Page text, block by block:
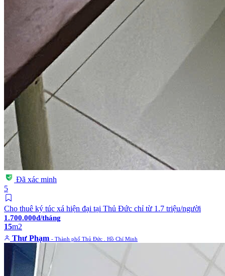
Đã xác minh
5
Cho thuê ký túc xá hiện đại tại Thủ Đức chỉ từ 1.7 triệu/người
1.700.000đ/tháng
15m2
Thư Phạm - Thành phố Thủ Đức . Hồ Chí Minh